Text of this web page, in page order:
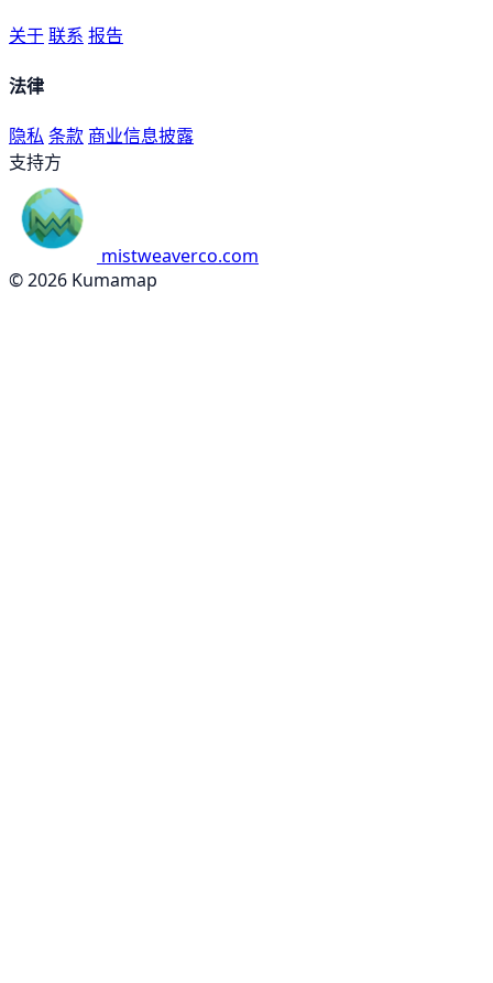
关于联系 报告
法律
隐私 条款 商业信息披露
支持方
mistweaverco.com
© 2026 Kumamap